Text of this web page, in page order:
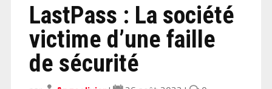
LastPass : La société
victime d’une faille
de sécurité